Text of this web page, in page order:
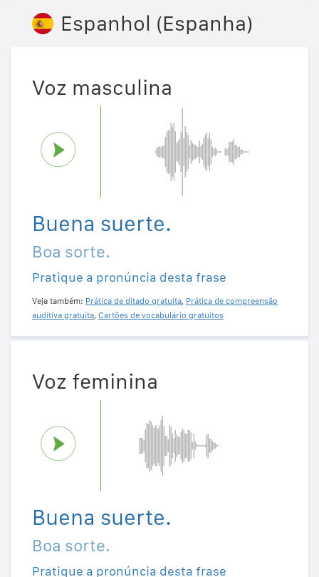
Espanhol (Espanha)
Voz masculina
Buena suerte.
Boa sorte.
Pratique a pronúncia desta frase
Veja também: Prática de ditado gratuita, Prática de compreensão
auditiva gratuita, Cartões de vocabulário gratuitos
Voz feminina
Buena suerte.
Boa sorte.
Pratique a pronúncia desta frase